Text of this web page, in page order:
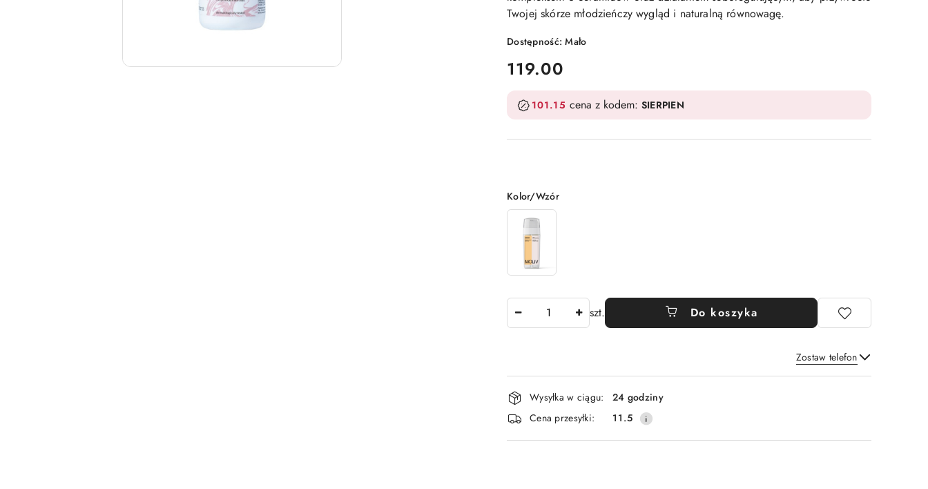
Twojej skórze młodzieńczy wygląd i naturalną równowagę.
Dostępność:Mało
cena:
119.00
101.15 cena z kodem: SIERPIEN
Wariant
Kolor/Wzór
szt. Do koszyka
Zostaw telefon
Wyślij
Dostępność
i
dostawa
Wysyłka w ciągu:
24 godziny
Cena przesyłki:
11.5